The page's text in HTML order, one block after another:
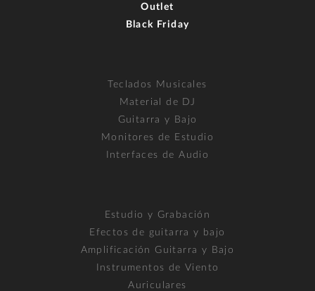
Outlet
Black Friday
Teclados Musicales
Material de DJ
Guitarra y Bajo
Monitores de Estudio
Interfaces de Audio
Estudio y Grabación
Efectos de guitarra y bajo
Amplificación Guitarra y Bajo
Instrumentos de Viento
Auriculares